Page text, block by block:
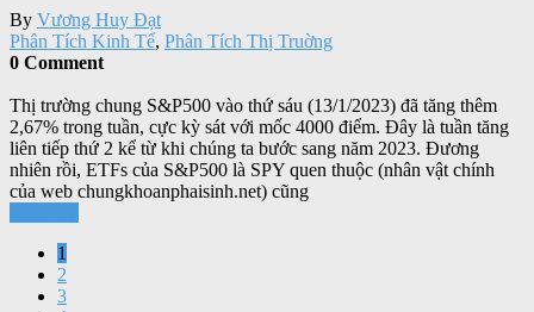
By Vương Huy Đạt
Phân Tích Kinh Tế, Phân Tích Thị Truờng
0 Comment
Thị trường chung S&P500 vào thứ sáu (13/1/2023) đã tăng thêm
2,67% trong tuần, cực kỳ sát với mốc 4000 điểm. Đây là tuần tăng
liên tiếp thứ 2 kể từ khi chúng ta bước sang năm 2023. Đương
nhiên rồi, ETFs của S&P500 là SPY quen thuộc (nhân vật chính
của web chungkhoanphaisinh.net) cũng
1
2
3